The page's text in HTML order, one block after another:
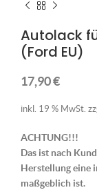
Autolack
(Ford EU)
17,90€
inkl. 19 % MwSt.
ACHTUNG!!!
Das ist nach
Herstellung eine
maßgeblich ist.